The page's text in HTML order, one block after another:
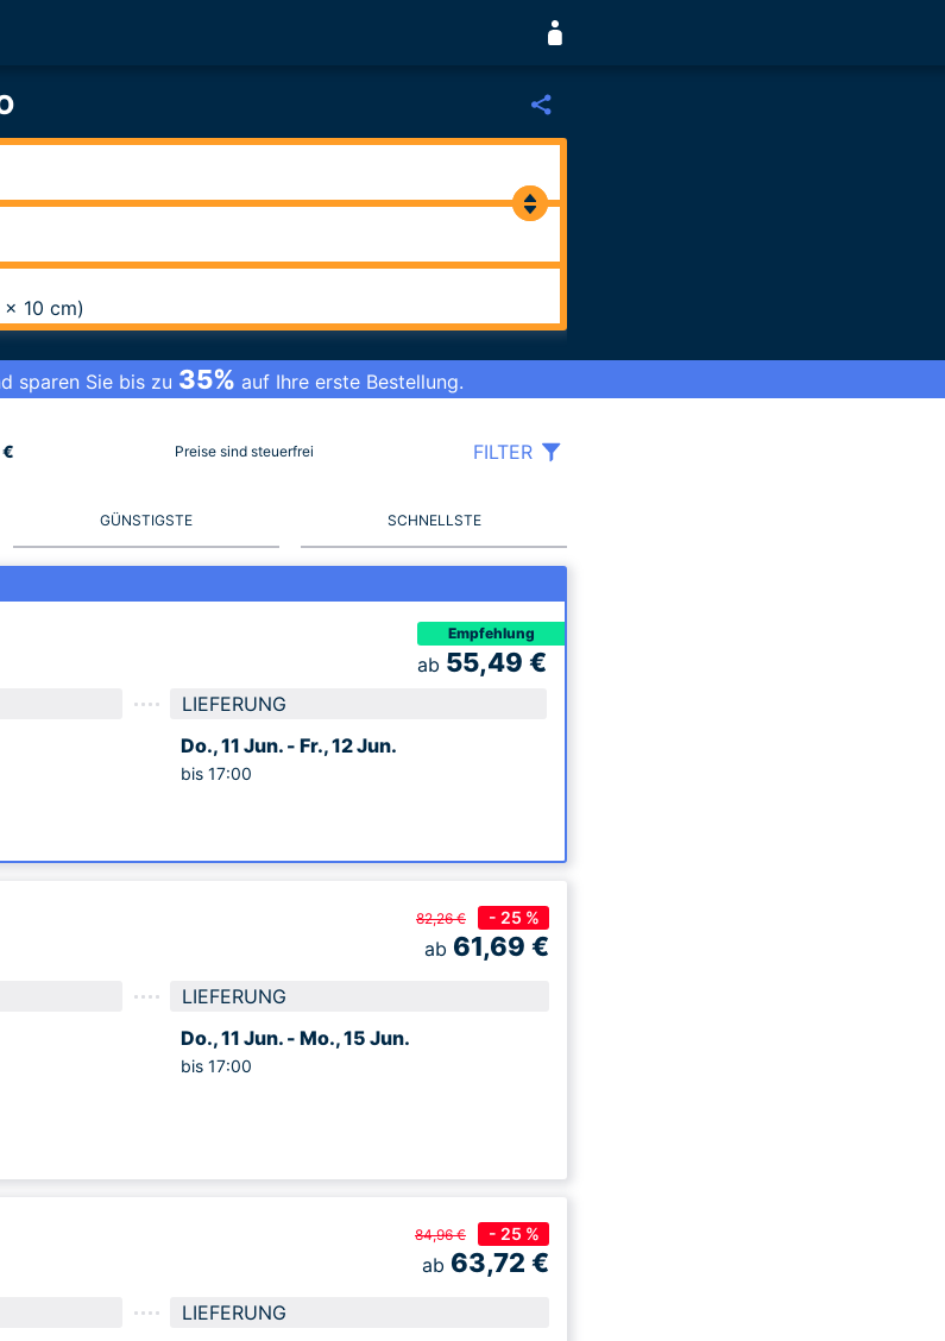
10 cm)
sparen Sie bis zu 35% auf Ihre erste Bestellung.
Preise sind steuerfrei FILTER
GÜNSTIGSTE SCHNELLSTE
LIEFERUNG
Do., 11 Jun. - Fr., 12 Jun.
bis 17:00
Empfehlung
ab 55,49 €
LIEFERUNG
Do., 11 Jun. - Mo., 15 Jun.
bis 17:00
82,26 € - 25 %
ab 61,69 €
LIEFERUNG
84,96 € - 25 %
ab 63,72 €